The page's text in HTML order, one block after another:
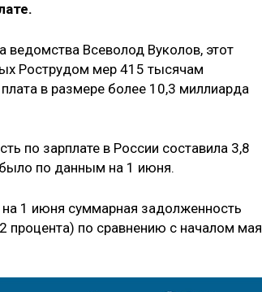
ведомства Всеволод Вуколов, этот
Рострудом мер 415 тысячам
в размере более 10,3 миллиарда
по зарплате в России составила 3,8
по данным на 1 июня.
1 июня суммарная задолженность
процента) по сравнению с началом мая